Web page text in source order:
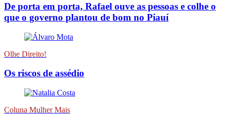
De porta em porta, Rafael ouve as pessoas e colhe o
que o governo plantou de bom no Piauí
Olhe Direito!
Os riscos de assédio
Coluna Mulher Mais